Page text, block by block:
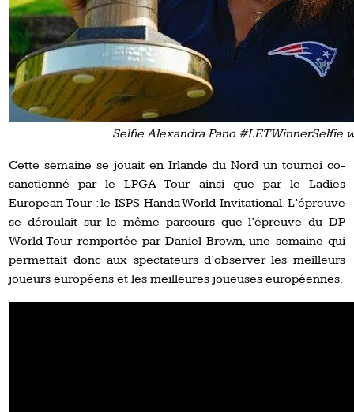
Selfie Alexandra Pano #LETWinnerSelfie
Cette semaine se jouait en Irlande du Nord un tournoi co-
sanctionné par le LPGA Tour ainsi que par le Ladies
European Tour : le ISPS Handa World Invitational. L’épreuve
se déroulait sur le même parcours que l’épreuve du DP
World Tour remportée par Daniel Brown, une semaine qui
permettait donc aux spectateurs d’observer les meilleurs
joueurs européens et les meilleures joueuses européennes.